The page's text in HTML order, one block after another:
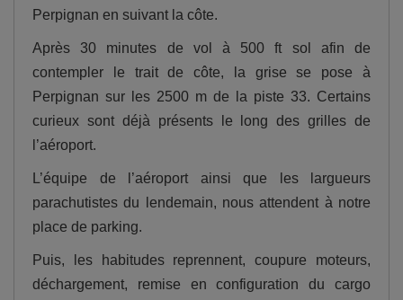
Perpignan en suivant la côte.
Après 30 minutes de vol à 500 ft sol afin de
contempler le trait de côte, la grise se pose à
Perpignan sur les 2500 m de la piste 33. Certains
curieux sont déjà présents le long des grilles de
l’aéroport.
L’équipe de l’aéroport ainsi que les largueurs
parachutistes du lendemain, nous attendent à notre
place de parking.
Puis, les habitudes reprennent, coupure moteurs,
déchargement, remise en configuration du cargo